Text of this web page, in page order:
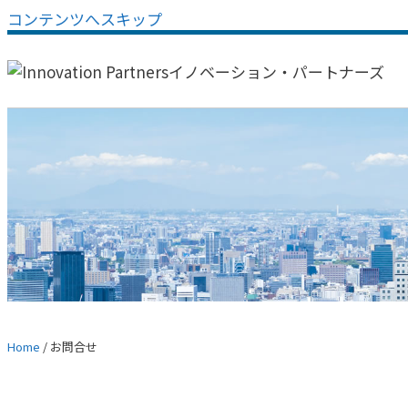
コンテンツへスキップ
Home / お問合せ